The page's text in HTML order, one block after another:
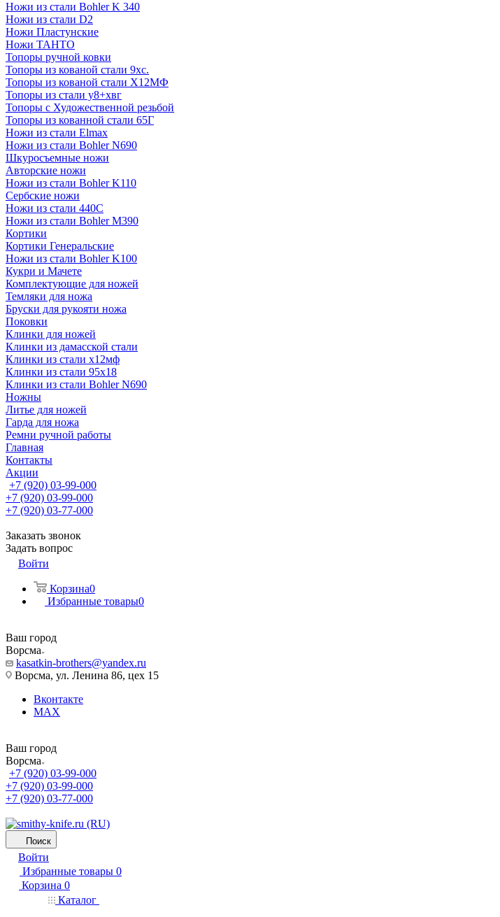
Ножи из стали Bohler K 340
Ножи из стали D2
Ножи Пластунские
Ножи ТАНТО
Топоры ручной ковки
Топоры из кованой стали 9хс.
Топоры из кованой стали Х12МФ
Топоры из стали у8+хвг
Топоры с Художественной резьбой
Топоры из кованной стали 65Г
Ножи из стали Elmax
Ножи из стали Bohler N690
Шкуросъемные ножи
Авторские ножи
Ножи из стали Bohler K110
Сербские ножи
Ножи из стали 440С
Ножи из стали Bohler M390
Кортики
Кортики Генеральские
Ножи из стали Bohler K100
Кукри и Мачете
Комплектующие для ножей
Темляки для ножа
Бруски для рукояти ножа
Поковки
Клинки для ножей
Клинки из дамасской стали
Клинки из стали х12мф
Клинки из стали 95х18
Клинки из стали Bohler N690
Ножны
Литье для ножей
Гарда для ножа
Ремни ручной работы
Главная
Контакты
Акции
+7 (920) 03-99-000
+7 (920) 03-99-000
+7 (920) 03-77-000
Заказать звонок
Задать вопрос
Войти
Корзина0
Избранные товары0
Ваш город
Ворсма
kasatkin-brothers@yandex.ru
Ворсма, ул. Ленина 86, цех 15
Вконтакте
MAX
Ваш город
Ворсма
+7 (920) 03-99-000
+7 (920) 03-99-000
+7 (920) 03-77-000
Поиск
Войти
Избранные товары 0
Корзина 0
Каталог